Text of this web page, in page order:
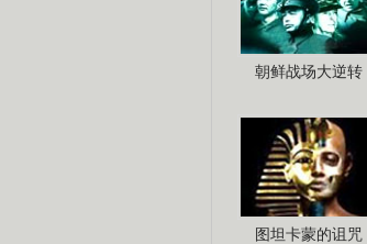
朝鲜战场大逆转
图坦卡蒙的诅咒